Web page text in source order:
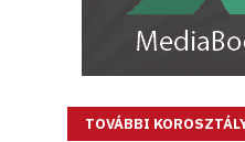
TOVÁBBI